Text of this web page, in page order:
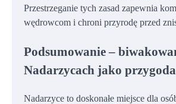
Przestrzeganie tych zasad zapewnia
wędrowcom i chroni przyrodę przed
Podsumowanie –
Nadarzycach jako przygoda
Nadarzyce to doskonałe miejsce dla